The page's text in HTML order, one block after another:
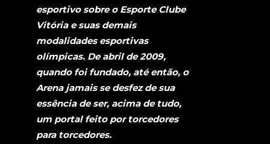
esportivo sobre o Esporte Clube
Vitória e suas demais
modalidades esportivas
olímpicas. De abril de 2009,
quando foi fundado, até então, o
Arena jamais se desfez de sua
essência de ser, acima de tudo,
um portal feito por torcedores
para torcedores.